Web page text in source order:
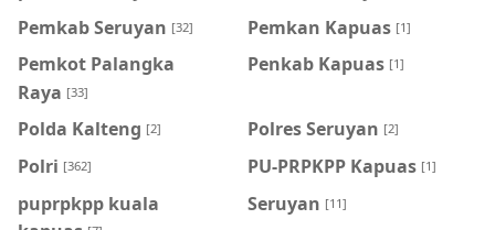
Pemkab Seruyan [32] Pemkan Kapuas [1]
Pemkot Palangka
Raya [33]
Penkab Kapuas [1]
Polda Kalteng [2] Polres Seruyan [2]
Polri [362] PU-PRPKPP Kapuas [1]
puprpkpp kuala
Seruyan [11]